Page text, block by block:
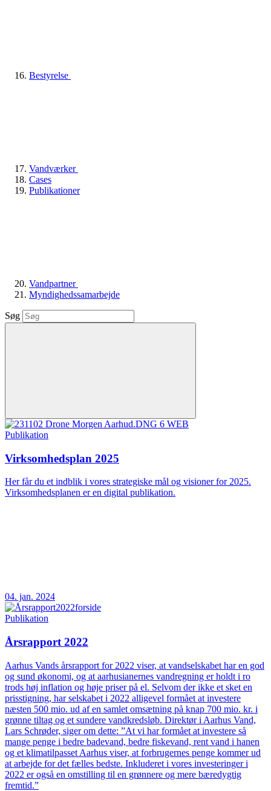
Bestyrelse
Vandværker
Cases
Publikationer
Vandpartner
Myndighedssamarbejde
Søg
Publikation
Virksomhedsplan 2025
Her får du et indblik i vores strategiske mål og visioner for 2025.
Virksomhedsplanen er en digital publikation.
04. jan. 2024
Publikation
Årsrapport 2022
Aarhus Vands årsrapport for 2022 viser, at vandselskabet har en god
og sund økonomi, og at aarhusianernes vandregning er holdt i ro
trods høj inflation og høje priser på el. Selvom der ikke et sket en
prisstigning, har selskabet i 2022 alligevel formået at investere
næsten 500 mio. ud af en samlet omsætning på knap 700 mio. kr. i
grønne tiltag og et sundere vandkredsløb. Direktør i Aarhus Vand,
Lars Schrøder, siger om dette: ”At vi har formået at investere så
mange penge i bedre badevand, bedre fiskevand, rent vand i hanen
og et klimatilpasset Aarhus viser, at forbrugernes penge kommer ud
at arbejde for det fælles bedste. Inkluderet i vores investeringer i
2022 er også en omstilling til en grønnere og mere bæredygtig
fremtid.”